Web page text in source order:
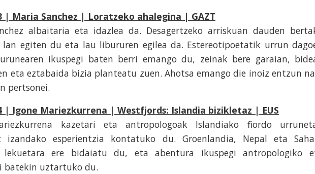
| Maria Sanchez | Loratzeko ahalegina | GAZT
albaitaria eta idazlea da. Desagertzeko arriskuan dauden
lan egiten du eta lau libururen egilea da. Estereotipoetatik urrun
ikuspegi baten berri emango du, zeinak bere garaian,
eta eztabaida bizia planteatu zuen. Ahotsa emango die inoiz entzun
pertsonei.
| Igone Mariezkurrena | Westfjords: Islandia bizikletaz | EUS
kazetari eta antropologoak Islandiako fiordo
izandako esperientzia kontatuko du. Groenlandia, Nepal eta
lekuetara ere bidaiatu du, eta abentura ikuspegi antropologiko
batekin uztartuko du.